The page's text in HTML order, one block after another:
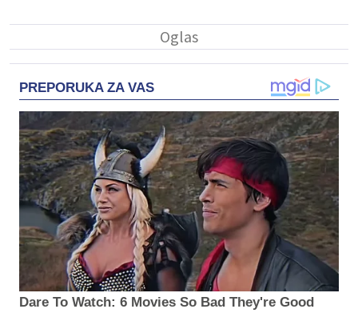
PREPORUKA ZA VAS
Dare To Watch: 6 Movies So Bad They're Good